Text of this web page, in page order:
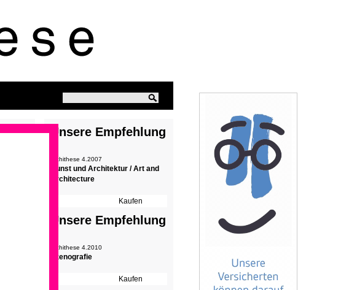
Unsere Empfehlung
archithese 4.2007
Kunst und Architektur / Art and
Architecture
Unsere Empfehlung
archithese 4.2010
Szenografie